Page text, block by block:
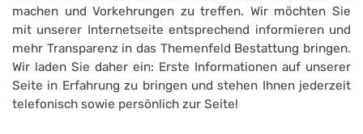
machen und Vorkehrungen zu treffen. Wir möchten Sie
mit unserer Internetseite entsprechend informieren und
mehr Transparenz in das Themenfeld Bestattung bringen.
Wir laden Sie daher ein: Erste Informationen auf unserer
Seite in Erfahrung zu bringen und stehen Ihnen jederzeit
telefonisch sowie persönlich zur Seite!